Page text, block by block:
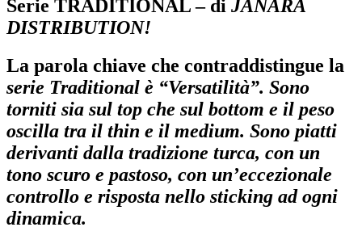
Serie TRADITIONAL – di JANARA
DISTRIBUTION!
La parola chiave che contraddistingue la
serie Traditional è “Versatilità”. Sono
torniti sia sul top che sul bottom e il peso
oscilla tra il thin e il medium. Sono piatti
derivanti dalla tradizione turca, con un
tono scuro e pastoso, con un’eccezionale
controllo e risposta nello sticking ad ogni
dinamica.